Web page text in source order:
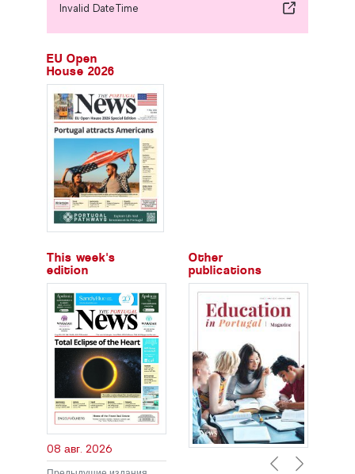
Invalid DateTime
EU Open
House 2026
This week's
edition
08 авг. 2026
Other
publications